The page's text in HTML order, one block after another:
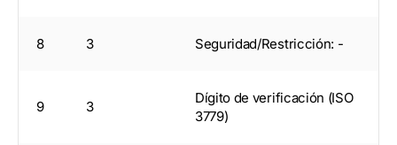
8 3 Seguridad/Restricción: -
9 3
Dígito de verificación (ISO
3779)